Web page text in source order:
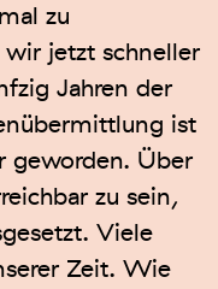
zu
jetzt schneller
Jahren der
ist
geworden. Über
zu sein,
Viele
Zeit. Wie